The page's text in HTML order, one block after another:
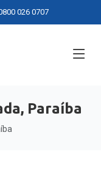
026 0707
Paraíba